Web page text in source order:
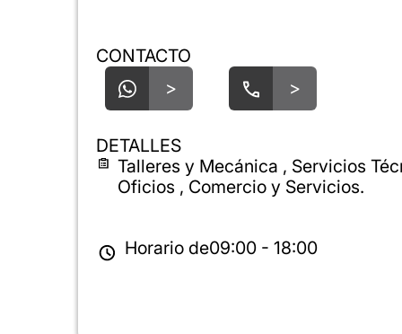
CONTACTO
>
>
DETALLES
Talleres y Mecánica , Servicios
Oficios , Comercio y Servicios.
Horario de09:00 - 18:00